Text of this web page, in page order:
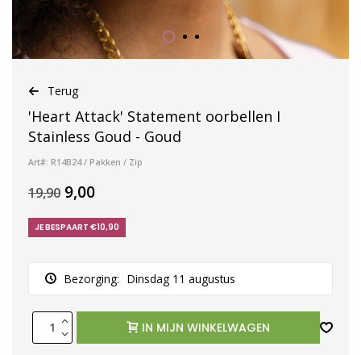
Terug
'Heart Attack' Statement oorbellen I
Stainless Goud - Goud
Art#: R14B24 / Pakken / Zip
19,90 9,00
JE BESPAART €10,90
Bezorging: Dinsdag 11 augustus
IN MIJN WINKELWAGEN